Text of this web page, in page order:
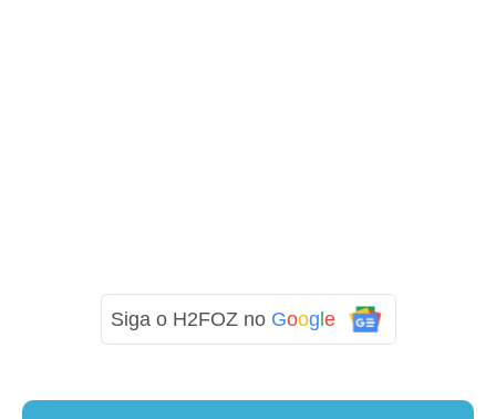
Siga o H2FOZ no Google